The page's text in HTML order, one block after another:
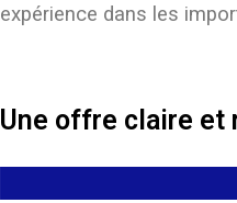
expérience dans les
Une offre claire et